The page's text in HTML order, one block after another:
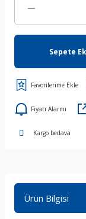
Sepete
Fiyatı Alarmı
Kargo bedava
Ürün Bilgisi